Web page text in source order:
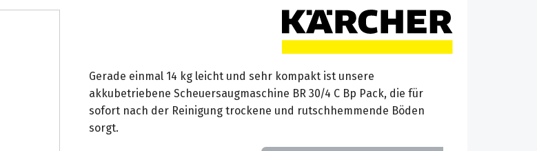
Gerade einmal 14 kg leicht und sehr kompakt ist unsere
akkubetriebene Scheuersaugmaschine BR 30/4 C Bp Pack, die für
sofort nach der Reinigung trockene und rutschhemmende Böden
sorgt.